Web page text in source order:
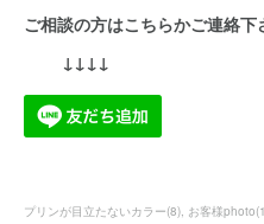
ご相談の方はこちらかご連絡下
↓↓↓↓
プリンが目立たないカラー(8) お客様photo(